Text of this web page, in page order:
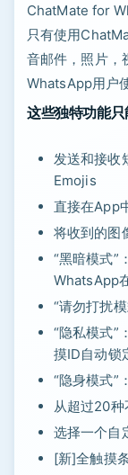
ChatMate for
只有使用
音邮件，照片，
WhatsApp用户
这些独特功能
发送和接收
Emojis
直接在App
将收到的图
“黑暗模式”
WhatsApp
“请勿打扰
“隐私模式”
摸ID自动锁
“隐身模式”
从超过20种
选择一个自
[新]全触摸